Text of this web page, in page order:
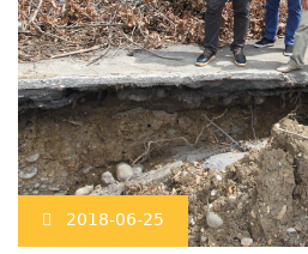
2018-06-25